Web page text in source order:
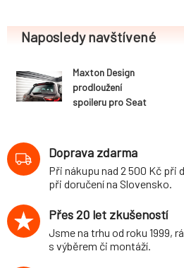
Naposledy navštívené
Maxton Design
prodloužení
spoileru pro Seat
Doprava zdarma
Při nákupu nad 2 500 Kč při
při doručení na Slovensko.
Přes 20 let zkušeností
Jsme na trhu od roku 1999,
s výběrem či montáží.